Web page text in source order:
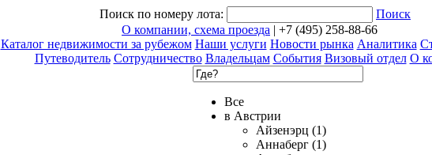
Поиск по номеру лота:
Поиск
О компании, схема проезда | +7 (495) 258-88-66
Каталог недвижимости за рубежом Наши услуги Новости рынка Аналитика
Путеводитель Сотрудничество Владельцам События Визовый отдел О
Все
в Австрии
Айзенэрц (1)
Аннаберг (1)